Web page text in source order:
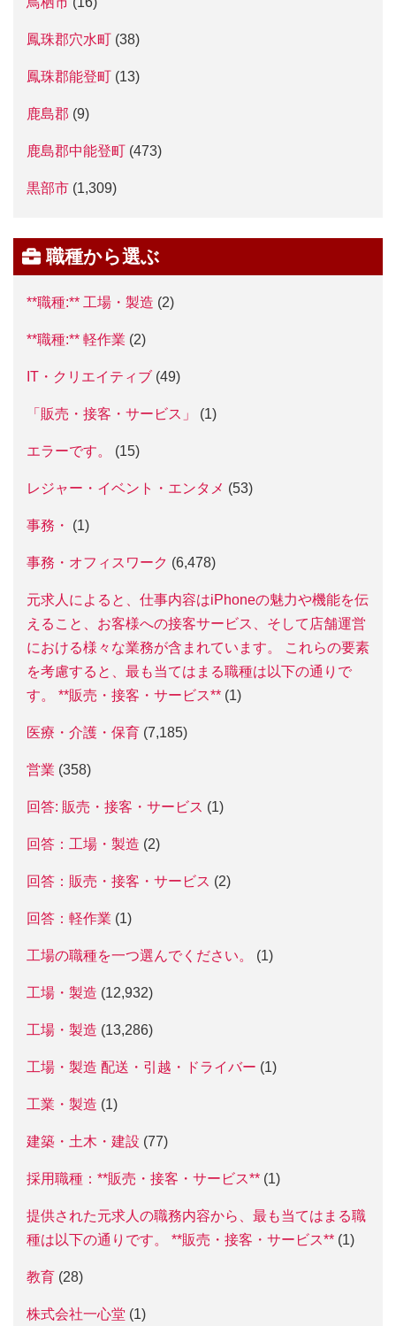
鳳珠郡穴水町 (38)
鳳珠郡能登町 (13)
鹿島郡 (9)
鹿島郡中能登町 (473)
黒部市 (1,309)
職種から選ぶ
**職種:** 工場・製造 (2)
**職種:** 軽作業 (2)
IT・クリエイティブ (49)
「販売・接客・サービス」 (1)
エラーです。 (15)
レジャー・イベント・エンタメ (53)
事務・ (1)
事務・オフィスワーク (6,478)
元求人によると、仕事内容はiPhoneの魅力や機能を伝
えること、お客様への接客サービス、そして店舗運営
における様々な業務が含まれています。 これらの要素
を考慮すると、最も当てはまる職種は以下の通りで
す。 **販売・接客・サービス** (1)
医療・介護・保育 (7,185)
営業 (358)
回答: 販売・接客・サービス (1)
回答：工場・製造 (2)
回答：販売・接客・サービス (2)
回答：軽作業 (1)
工場の職種を一つ選んでください。 (1)
工場・製造 (12,932)
工場・製造 (13,286)
工場・製造 配送・引越・ドライバー (1)
工業・製造 (1)
建築・土木・建設 (77)
採用職種：**販売・接客・サービス** (1)
提供された元求人の職務内容から、最も当てはまる職
種は以下の通りです。 **販売・接客・サービス** (1)
教育 (28)
株式会社一心堂 (1)